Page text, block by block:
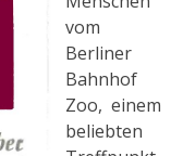
vom
Berliner
Bahnhof
Zoo, einem
beliebten